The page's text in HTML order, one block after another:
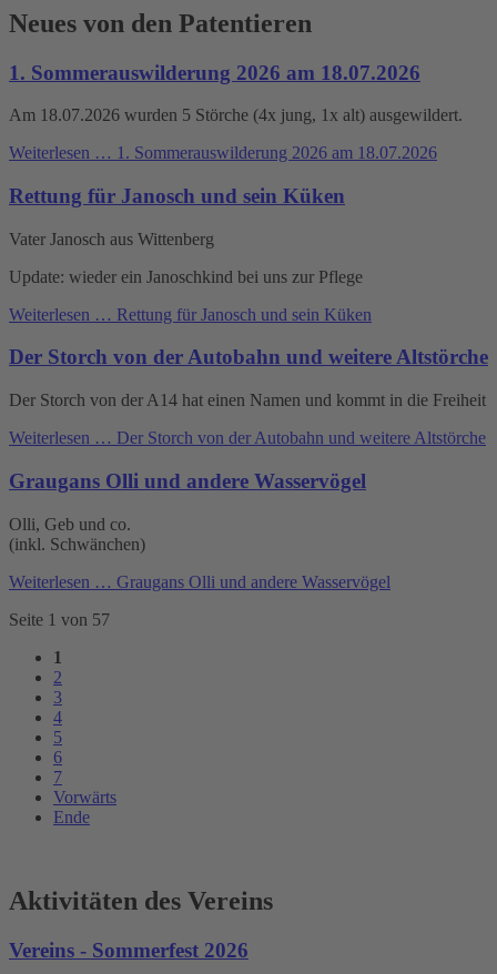
Neues von den Patentieren
1. Sommerauswilderung 2026 am 18.07.2026
Am 18.07.2026 wurden 5 Störche (4x jung, 1x alt) ausgewildert.
Weiterlesen … 1. Sommerauswilderung 2026 am 18.07.2026
Rettung für Janosch und sein Küken
Vater Janosch aus Wittenberg
Update: wieder ein Janoschkind bei uns zur Pflege
Weiterlesen … Rettung für Janosch und sein Küken
Der Storch von der Autobahn und weitere Altstörche
Der Storch von der A14 hat einen Namen und kommt in die Freiheit
Weiterlesen … Der Storch von der Autobahn und weitere Altstörche
Graugans Olli und andere Wasservögel
Olli, Geb und co.
(inkl. Schwänchen)
Weiterlesen … Graugans Olli und andere Wasservögel
Seite 1 von 57
1
2
3
4
5
6
7
Vorwärts
Ende
Aktivitäten des Vereins
Vereins - Sommerfest 2026